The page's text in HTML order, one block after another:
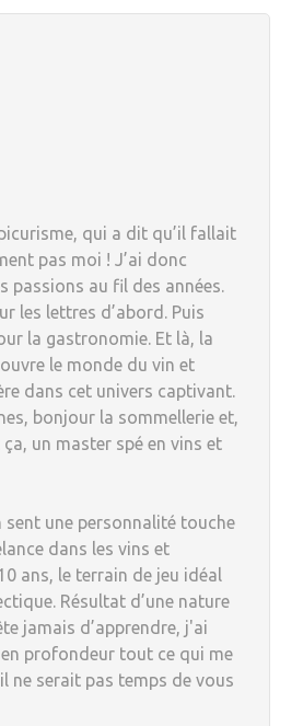
qui a dit qu’il fallait
pas moi ! J’ai donc
passions au fil des années.
les lettres d’abord. Puis
la gastronomie. Et là, la
le monde du vin et
dans cet univers captivant.
bonjour la sommellerie et,
un master spé en vins et
sent une personnalité touche
dans les vins et
ans, le terrain de jeu idéal
Résultat d’une nature
jamais d’apprendre, j'ai
profondeur tout ce qui me
ne serait pas temps de vous